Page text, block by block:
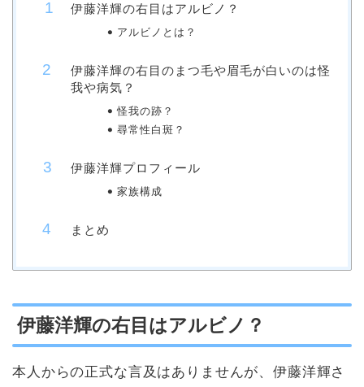
伊藤洋輝の右目はアルビノ？
アルビノとは？
伊藤洋輝の右目のまつ毛や眉毛が白いのは怪
我や病気？
怪我の跡？
尋常性白斑？
伊藤洋輝プロフィール
家族構成
まとめ
伊藤洋輝の右目はアルビノ？
本人からの正式な言及はありませんが、伊藤洋輝さ